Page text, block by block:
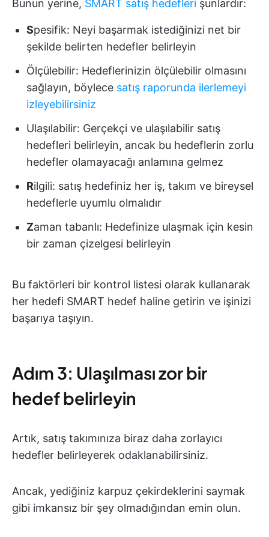
Bunun yerine, SMART satış hedefleri şunlardır:
Spesifik: Neyi başarmak istediğinizi net bir
şekilde belirten hedefler belirleyin
Ölçülebilir: Hedeflerinizin ölçülebilir olmasını
sağlayın, böylece satış raporunda ilerlemeyi
izleyebilirsiniz
Ulaşılabilir: Gerçekçi ve ulaşılabilir satış
hedefleri belirleyin, ancak bu hedeflerin zorlu
hedefler olamayacağı anlamına gelmez
Rilgili: satış hedefiniz her iş, takım ve bireysel
hedeflerle uyumlu olmalıdır
Zaman tabanlı: Hedefinize ulaşmak için kesin
bir zaman çizelgesi belirleyin
Bu faktörleri bir kontrol listesi olarak kullanarak
her hedefi SMART hedef haline getirin ve işinizi
başarıya taşıyın.
Adım 3: Ulaşılması zor bir
hedef belirleyin
Artık, satış takımınıza biraz daha zorlayıcı
hedefler belirleyerek odaklanabilirsiniz.
Ancak, yediğiniz karpuz çekirdeklerini saymak
gibi imkansız bir şey olmadığından emin olun.